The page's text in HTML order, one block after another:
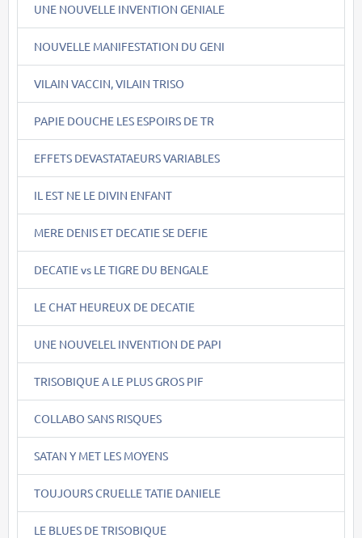
UNE NOUVELLE INVENTION GENIALE
NOUVELLE MANIFESTATION DU GENI
VILAIN VACCIN, VILAIN TRISO
PAPIE DOUCHE LES ESPOIRS DE TR
EFFETS DEVASTATAEURS VARIABLES
IL EST NE LE DIVIN ENFANT
MERE DENIS ET DECATIE SE DEFIE
DECATIE vs LE TIGRE DU BENGALE
LE CHAT HEUREUX DE DECATIE
UNE NOUVELEL INVENTION DE PAPI
TRISOBIQUE A LE PLUS GROS PIF
COLLABO SANS RISQUES
SATAN Y MET LES MOYENS
TOUJOURS CRUELLE TATIE DANIELE
LE BLUES DE TRISOBIQUE